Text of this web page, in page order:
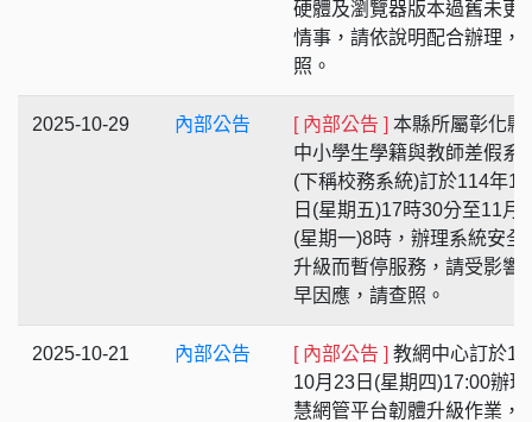
硬體及瀏覽器版本過舊未更
情事，請依說明配合辦理，
照。
2025-10-29 內部公告 [ 內部公告 ] 本縣所屬彰化縣
中小學生學籍與教師差假系
(下稱校務系統)訂於114年
日(星期五)17時30分至11月
(星期一)8時，辦理系統安全
升級而暫停服務，請受影響
早因應，請查照。
2025-10-21 內部公告 [ 內部公告 ] 教網中心訂於
10月23日(星期四)17:00辦理
慧網管平台韌體升級作業，